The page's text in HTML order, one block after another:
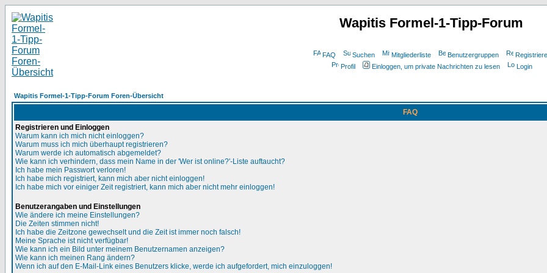
Wapitis Formel-1-Tipp-Forum
FAQ Suchen Mitgliederliste Benutzergruppen
Profil
Einloggen, um private Nachrichten zu lesen Login
Wapitis Formel-1-Tipp-Forum Foren-Übersicht
FAQ
Registrieren und Einloggen
Warum kann ich mich nicht einloggen?
Warum muss ich mich überhaupt registrieren?
Warum werde ich automatisch abgemeldet?
Wie kann ich verhindern, dass mein Name in der 'Wer ist online?'-Liste auftaucht?
Ich habe mein Passwort verloren!
Ich habe mich registriert, kann mich aber nicht einloggen!
Ich habe mich vor einiger Zeit registriert, kann mich aber nicht mehr einloggen!
Benutzerangaben und Einstellungen
Wie ändere ich meine Einstellungen?
Die Zeiten stimmen nicht!
Ich habe die Zeitzone gewechselt und die Zeit ist immer noch falsch!
Meine Sprache ist nicht verfügbar!
Wie kann ich ein Bild unter meinem Benutzernamen anzeigen?
Wie kann ich meinen Rang ändern?
Wenn ich auf den E-Mail-Link eines Benutzers klicke, werde ich aufgefordert, mich einzuloggen!